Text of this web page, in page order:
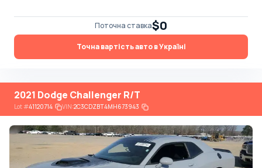
Поточна ставка$0
Точна вартість авто в Україні
2021 Dodge Challenger R/T
Lot#41120714 VIN:2C3CDZBT4MH673943